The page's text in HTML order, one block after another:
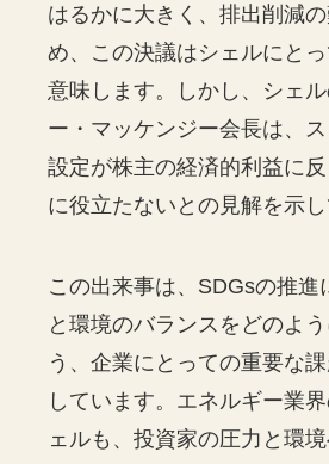
はるかに大きく、排出削減
め、この決議はシェルにと
意味します。しかし、シェ
ー・マッケンジー会長は、
設定が株主の経済的利益に
に役立たないとの見解を示し
この出来事は、SDGsの推進
と環境のバランスをどのよ
う、企業にとっての重要な
しています。エネルギー業
ェルも、投資家の圧力と環